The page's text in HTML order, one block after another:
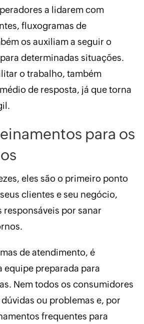
a lidarem com
fluxogramas de
os auxiliam a seguir o
determinadas situações.
o trabalho, também
de resposta, já que torna
para os
eles são o primeiro ponto
clientes e seu negócio,
responsáveis por sanar
de atendimento, é
equipe preparada para
Nem todos os consumidores
ou problemas e, por
frequentes para